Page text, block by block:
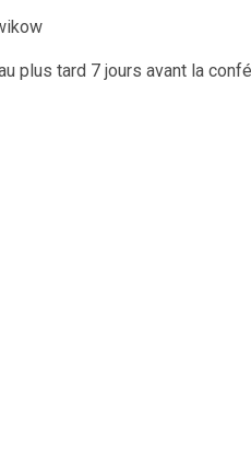
plus tard 7 jours avant la